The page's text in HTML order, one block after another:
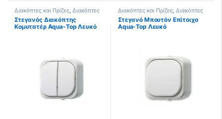
Διακόπτες και Πρίζες Διακόπτες
Στεγανοί, Στεγανοί Aqua Top
Στεγανός Διακόπτης
Κομυτατέρ Aqua-Top Λευκό
Διακόπτες και Πρίζες Διακόπτες
Στεγανοί, Στεγανοί Aqua Top
Στεγανό Μπουτόν Επίτοιχο
Aqua-Top Λευκό